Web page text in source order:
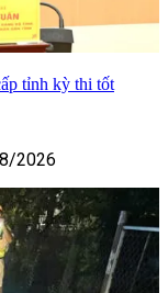
tỉnh kỳ thi tốt
2026